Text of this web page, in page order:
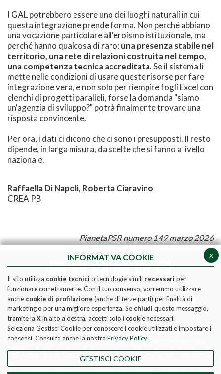
I GAL potrebbero essere uno dei luoghi naturali in cui
questa integrazione prende forma. Non perché abbiano
una vocazione particolare all'eroismo istituzionale, ma
perché hanno qualcosa di raro: una presenza stabile nel
territorio, una rete di relazioni costruita nel tempo,
una competenza tecnica accreditata. Se il sistema li
mette nelle condizioni di usare queste risorse per fare
integrazione vera, e non solo per riempire fogli Excel con
elenchi di progetti paralleli, forse la domanda "siamo
un'agenzia di sviluppo?" potrà finalmente trovare una
risposta convincente.
Per ora, i dati ci dicono che ci sono i presupposti. Il resto
dipende, in larga misura, da scelte che si fanno a livello
nazionale.
Raffaella Di Napoli, Roberta Ciaravino
CREA PB
PianetaPSR numero 149 marzo 2026
Pubblicazione realizzata con il contributo FEASR (Fondo
europeo per l'agricoltura e lo sviluppo rurale) nell'ambito
delle attività previste dal programma Rete Rurale Nazionale
2014-2020
x
INFORMATIVA COOKIE
Il sito utilizza cookie tecnici o tecnologie simili necessari per
funzionare correttamente. Con il tuo consenso, vorremmo utilizzare
anche cookie di profilazione (anche di terze parti) per finalità di
marketing o per una migliore esperienza. Se chiudi questo messaggio,
tramite la Xin alto a destra, accetti solo i cookie necessari.
Seleziona Gestisci Cookie per conoscere i cookie utilizzati e impostare i
consensi. Consulta anche la nostra Privacy Policy.
GESTISCI COOKIE